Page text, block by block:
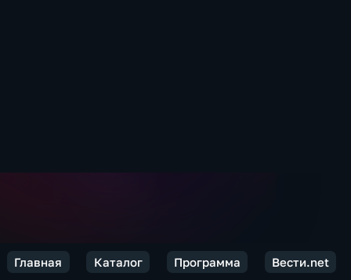
Главная Каталог Программа Вести.net